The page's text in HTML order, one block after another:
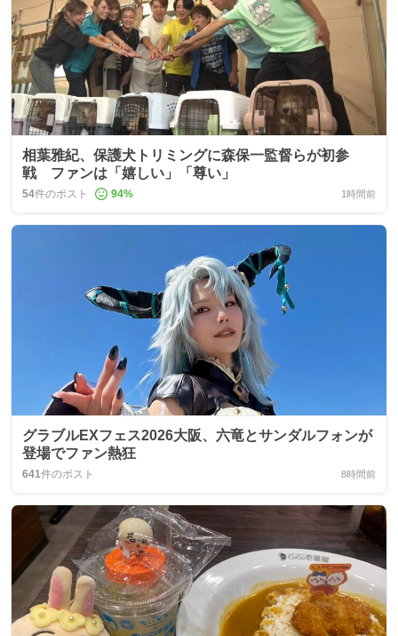
相葉雅紀、保護犬トリミングに森保一監督らが初参
戦 ファンは「嬉しい」「尊い」
54件のポスト 94% 1時間前
グラブルEXフェス2026大阪、六竜とサンダルフォンが
登場でファン熱狂
641件のポスト 8時間前